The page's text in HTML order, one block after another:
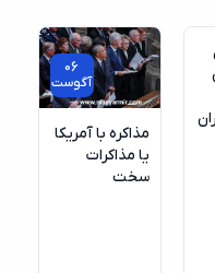
06
آگوست
مذاکره با آمریکا
یا مذاکرات
سخت